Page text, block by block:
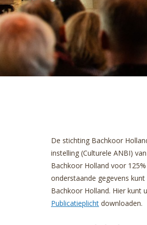
De stichting Bachkoor
instelling (Culturele ANBI)
Bachkoor Holland voor
onderstaande gegevens
Bachkoor Holland. Hier kunt
Publicatieplicht downloaden.